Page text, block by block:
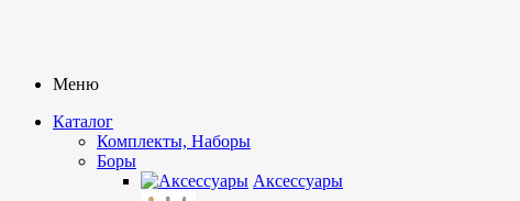
Меню
Каталог
Комплекты, Наборы
Боры
Аксессуары